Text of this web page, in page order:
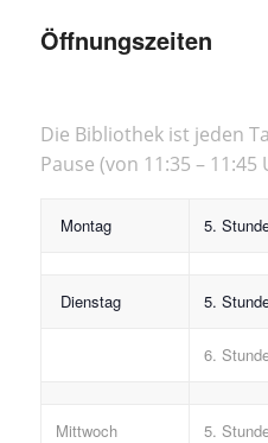
Öffnungszeiten
Die Bibliothek ist jeden
Pause (von 11:35 –
Montag 5.
Dienstag 5.
6.
Mittwoch 5.